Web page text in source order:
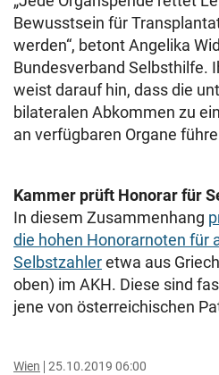
Bewusstsein für
werden“, betont Angelika
Bundesverband Selbsthilfe.
weist darauf hin, dass die
bilateralen Abkommen zu
an verfügbaren Organe
Kammer prüft Honorar für
In diesem Zusammenhang
die hohen Honorarnoten für
Selbstzahleretwa aus
oben) im AKH. Diese sind
jene von österreichischen
Wien 25.10.2019 06:00